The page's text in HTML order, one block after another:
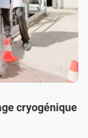
cryogénique